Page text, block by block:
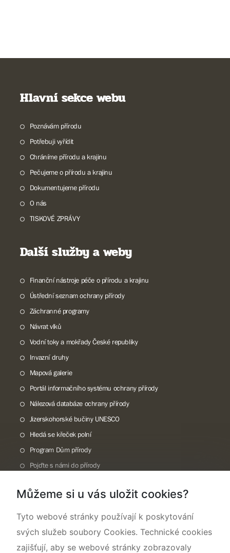
Hlavní sekce webu
Poznávám přírodu
Potřebuji vyřídit
Chráníme přírodu a krajinu
Pečujeme o přírodu a krajinu
Dokumentujeme přírodu
O nás
TISKOVÉ ZPRÁVY
Další služby a weby
Finanční nástroje péče o přírodu a krajinu
Ústřední seznam ochrany přírody
Záchranné programy
Návrat vlků
Vodní toky a mokřady České republiky
Invazní druhy
Mapová galerie
Portál informačního systému ochrany přírody
Nálezová databáze ochrany přírody
Jizerskohorské bučiny UNESCO
Hledá se křeček polní
Program Dům přírody
Pojďte s námi do přírody
Rok CHKO pod záštitou České komise pro UNESCO
Můžeme si u vás uložit cookies?
Tyto webové stránky používají k poskytování
svých služeb soubory Cookies. Technické cookies
zajišťují, aby se webové stránky zobrazovaly